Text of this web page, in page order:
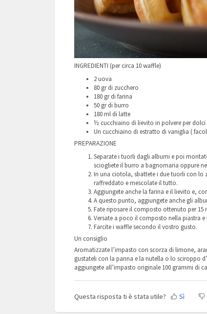
INGREDIENTI (per circa 10 waffle)
2 uova
80 gr di zucchero
180 gr di farina
50 gr di burro
180 ml di latte
½ cucchiaino di lievito in polvere per dolci
Un cucchiaino di estratto di vaniglia (
PREPARAZIONE
Separate i tuorli dagli albumi e poi
sciogliete il burro a bagnomaria oppure
In una ciotola, sbattete i due tuorli con lo
raffreddato e mescolate il tutto.
Aggiungete anche la farina e il lievito e,
A questo punto, aggiungete anche gli
Fate riposare il composto ottenuto per 15
Versate a poco il composto nella piastra
Farcite i waffle secondo il vostro gusto.
Un consiglio
Aromatizzate l’impasto con scorza di limone,
gustateli con la panna e la nutella o lo sciroppo
aggiungete all’impasto originale 100 grammi di
Questa risposta ti è stata utile? Sì